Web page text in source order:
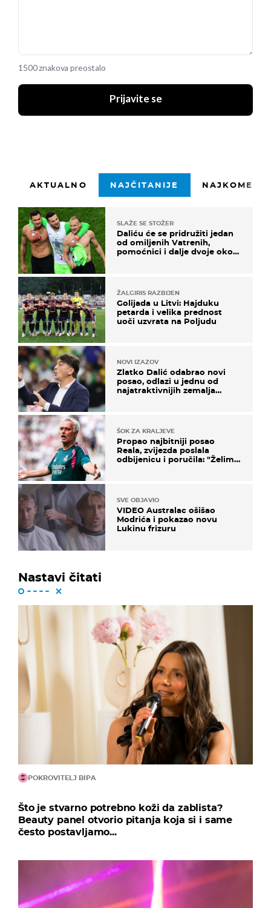
1500 znakova preostalo
Prijavite se
AKTUALNO NAJČITANIJE
SLAŽE SE STOŽER
Daliću će se pridružiti jedan
od omiljenih Vatrenih,
pomoćnici i dalje dvoje oko
ŽALGIRIS RAZBIJEN
Golijada u Litvi: Hajduku
petarda i velika prednost
uoči uzvrata na Poljudu
NOVI IZAZOV
Zlatko Dalić odabrao novi
posao, odlazi u jednu od
najatraktivnijih zemalja
ŠOK ZA KRALJEVE
Propao najbitniji posao
Reala, zvijezda poslala
odbijenicu i poručila: "Želim
SVE OBJAVIO
VIDEO Australac ošišao
Modrića i pokazao novu
Lukinu frizuru
Nastavi čitati
POKROVITELJ BIPA
Što je stvarno potrebno koži da zablista?
Beauty panel otvorio pitanja koja si i same
često postavljamo...